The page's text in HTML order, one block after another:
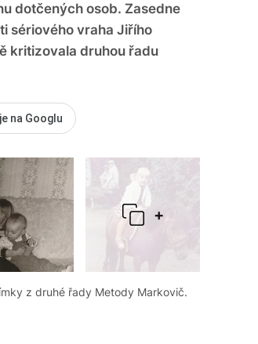
dotčených osob. Zasedne
sériového vraha Jiřího
kritizovala druhou řadu
na Googlu
+
z druhé řady Metody Markovič.